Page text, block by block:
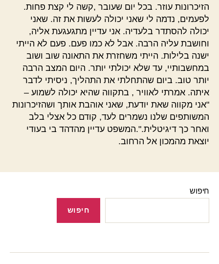
הזיכרונות עוזר. בכל יום שעובר ,קשה לי קצת פחות.
לפעמים, נדמה לי שאני יכולה לעשות את זה. שאני
יכולה להסתדר בלעדיה. אני עדיין מתגעגעת אליה,
וחושבת עליה הרבה. אבל לא כמו פעם. פעם לא הייתי
ישנה בלילות. הייתי משחזרת את התאונה שוב ושוב
במחשבותיי, עד שלא יכולתי יותר. היום המצב הרבה
יותר טוב. ביום שהתחלתי את התהליך, ניסיתי לדבר
איתה. אמרתי לאוויר , בתקווה שהיא יכולה לשמוע –
"אני מקווה שאת יודעת, שאני אוהבת אותך ושהזיכרונות
המשותפים שלנו נשמרים לעד, קודם כל אצלי בלב
ואחר כך דיגיטלית.".המשפט עדיין מהדהד בי בעודי
יוצאת מהמכון אל הרחוב.
חיפוש
חיפוש